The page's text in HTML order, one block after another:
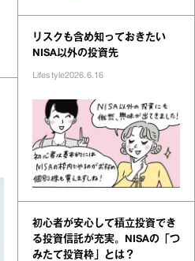
リスクも含め知っておきたい
NISA以外の投資先
Lifestyle2026.6.16
初心者が安心して積立投資でき
る投資信託が充実。NISAの「つ
みたて投資枠」とは？